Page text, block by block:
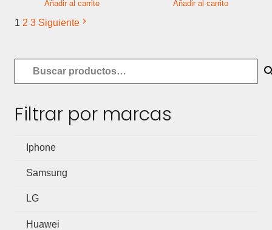
Añadir al carrito Añadir al carrito
1 2 3 Siguiente
Filtrar por marcas
Iphone
Samsung
LG
Huawei